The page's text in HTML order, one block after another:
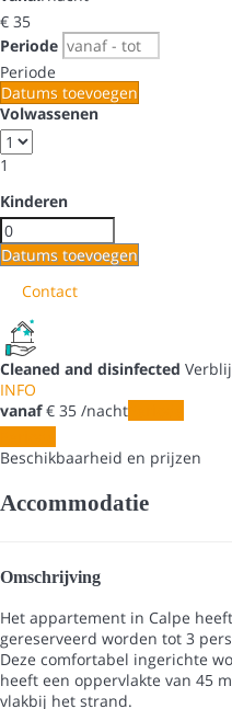
€ 35
Periode
Periode
Datums toevoegen
Volwassenen
1
Kinderen
Datums toevoegen
Contact
Cleaned and disinfected
INFO
vanaf€ 35 /nacht
Beschikbaarheid en prijzen
Accommodatie
Omschrijving
Het appartement in Calpe
gereserveerd worden tot 3
Deze comfortabel ingerichte
heeft een oppervlakte van 45
vlakbij het strand.